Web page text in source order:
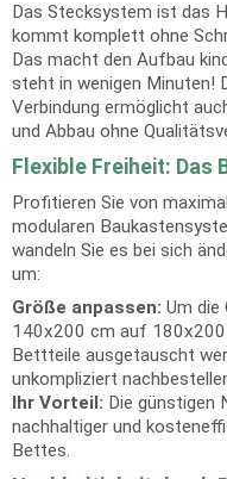
Das Stecksystem ist das
kommt komplett ohne
Das macht den Aufbau
steht in wenigen Minuten!
Verbindung ermöglicht
und Abbau ohne
Flexible Freiheit: Das
Profitieren Sie von
modularen
wandeln Sie es bei sich
um:
Größe anpassen: Um die
140x200 cm auf 180x200
Bettteile ausgetauscht
unkompliziert
Ihr Vorteil: Die günstigen
nachhaltiger und
Bettes.